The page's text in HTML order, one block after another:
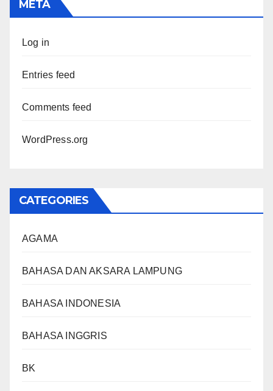
META
Log in
Entries feed
Comments feed
WordPress.org
CATEGORIES
AGAMA
BAHASA DAN AKSARA LAMPUNG
BAHASA INDONESIA
BAHASA INGGRIS
BK